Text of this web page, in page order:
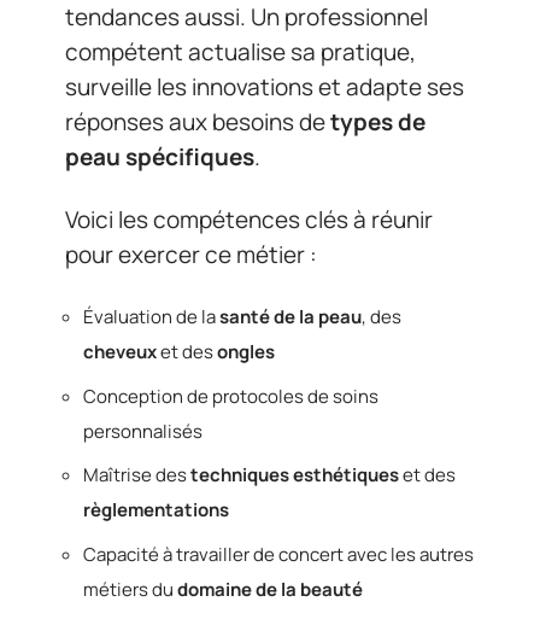
tendances aussi. Un professionnel
compétent actualise sa pratique,
surveille les innovations et adapte ses
réponses aux besoins detypes de
peau spécifiques.
Voici les compétences clés à réunir
pour exercer ce métier :
Évaluation de lasanté de la peau, des
cheveuxet desongles
Conception de protocoles de soins
personnalisés
Maîtrise destechniques esthétiqueset des
règlementations
Capacité à travailler de concert avec les autres
métiers dudomaine de la beauté